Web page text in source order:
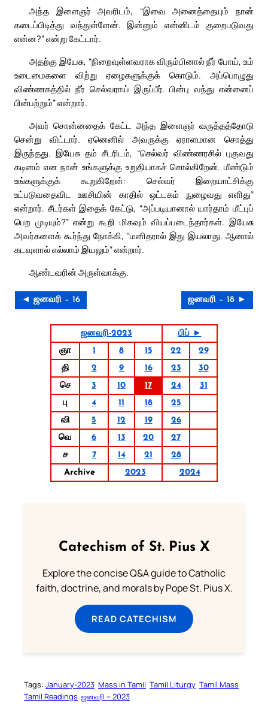
அந்த இளைஞர் அவரிடம், “இவை அனைத்தையும் நான்
கடைப்பிடித்து வந்துள்ளேன். இன்னும் என்னிடம் குறைபடுவது
என்ன?” என்று கேட்டார்.
அதற்கு இயேசு, “நிறைவுள்ளவராக விரும்பினால் நீர் போய், உம்
உடைமைகளை விற்று ஏழைகளுக்குக் கொடும். அப்பொழுது
விண்ணகத்தில் நீர் செல்வராய் இருப்பீர். பின்பு வந்து என்னைப்
பின்பற்றும்” என்றார்.
அவர் சொன்னதைக் கேட்ட அந்த இளைஞர் வருத்தத்தோடு
சென்று விட்டார். ஏனெனில் அவருக்கு ஏராளமான சொத்து
இருந்தது. இயேசு தம் சீடரிடம், “செல்வர் விண்ணரசில் புகுவது
கடினம் என நான் உங்களுக்கு உறுதியாகச் சொல்கிறேன். மீண்டும்
உங்களுக்குக் கூறுகிறேன்: செல்வர் இறையாட்சிக்கு
உட்படுவதைவிட ஊசியின் காதில் ஒட்டகம் நுழைவது எளிது”
என்றார். சீடர்கள் இதைக் கேட்டு, “அப்படியானால் யார்தாம் மீட்புப்
பெற முடியும்?” என்று கூறி மிகவும் வியப்படைந்தார்கள். இயேசு
அவர்களைக் கூர்ந்து நோக்கி, “மனிதரால் இது இயலாது. ஆனால்
கடவுளால் எல்லாம் இயலும்” என்றார்.
ஆண்டவரின் அருள்வாக்கு.
◄ ஜனவரி – 16 ஜனவரி – 18 ►
ஜனவரி-2023
பிப் ►
ஞா
1 8 15 22
29
தி
2 9 16 23
30
செ
3 10 17 24
31
பு
4 11 18
25
வி
5 12 19
26
வெ
6 13 20
27
ச
7 14 21
28
Archive
2023 2024
Catechism of St. Pius X
Explore the concise Q&A guide to Catholic
faith, doctrine, and morals by Pope St. Pius X.
READ CATECHISM
Tags: January-2023 Mass in Tamil Tamil Liturgy Tamil Mass
Tamil Readings ஜனவரி – 2023